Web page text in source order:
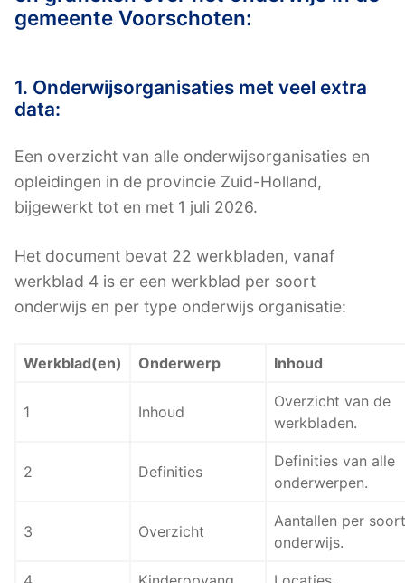
gemeente Voorschoten:
1. Onderwijsorganisaties met veel extra
data:
Een overzicht van alle onderwijsorganisaties en
opleidingen in de provincie Zuid-Holland,
bijgewerkt tot en met 1 juli 2026.
Het document bevat 22 werkbladen, vanaf
werkblad 4 is er een werkblad per soort
onderwijs en per type onderwijs organisatie:
Werkblad(en) Onderwerp Inhoud
1 Inhoud
Overzicht van de
werkbladen.
2 Definities
Definities van alle
onderwerpen.
3 Overzicht
Aantallen per soort
onderwijs.